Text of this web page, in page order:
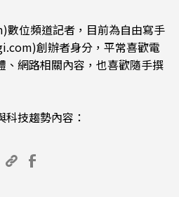
數位頻道記者，目前為自由寫手
創辦者身分，平常喜歡電
、網路相關內容，也喜歡隨手撰
技趨勢內容：